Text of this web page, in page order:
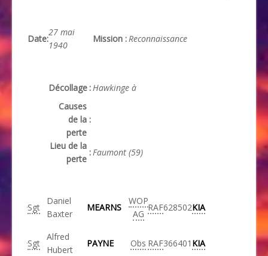
Date:
27 mai
1940
Mission : Reconnaissance
Décollage : Hawkinge à
Causes
de la
perte
:
Lieu de la
perte
: Faumont (59)
Sgt
Daniel
Baxter
MEARNS
WOP
AG
RAF628502KIA
Sgt
Alfred
Hubert
PAYNE Obs RAF366401 KIA